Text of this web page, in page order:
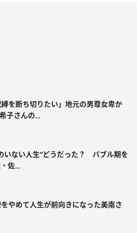
縛を断ち切りたい」地元の男尊女卑か
子さんの...
いない人生”どうだった？ バブル期を
佐...
をやめて人生が前向きになった美南さ